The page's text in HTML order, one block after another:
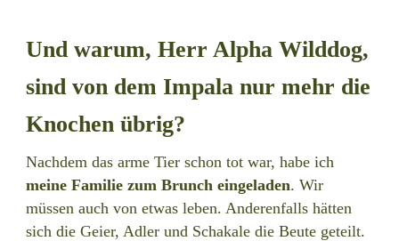
Und warum, Herr Alpha Wilddog,
sind von dem Impala nur mehr die
Knochen übrig?
Nachdem das arme Tier schon tot war, habe ich
meine Familie zum Brunch eingeladen. Wir
müssen auch von etwas leben. Anderenfalls hätten
sich die Geier, Adler und Schakale die Beute geteilt.